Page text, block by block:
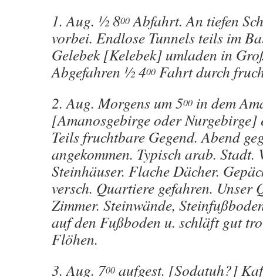
1. Aug. ½ 800Abfahrt. An tiefen
vorbei. Endlose Tunnels teils im
Gelebek [Kelebek] umladen in
Abgefahren ½ 400 Fahrt durch
2. Aug. Morgens um 500 in dem
[Amanosgebirge oder Nurgebirge]
Teils fruchtbare Gegend. Abend
angekommen. Typisch arab. Stadt.
Steinhäuser. Flache Dächer.
versch. Quartiere gefahren. Unser
Zimmer. Steinwände,
auf den Fußboden u. schläft gut
Flöhen.
3. Aug. 700 aufgest. [Sodatuh?]